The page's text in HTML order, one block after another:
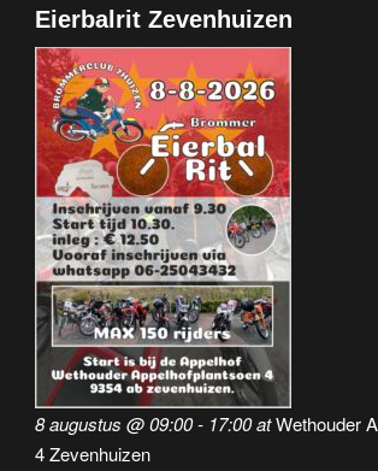
Eierbalrit Zevenhuizen
8 augustus @ 09:00- 17:00atWethouder
4 Zevenhuizen